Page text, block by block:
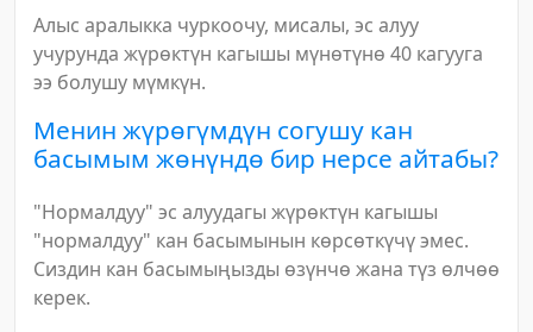
Алыс аралыкка чуркоочу, мисалы, эс алуу
учурунда жүрөктүн кагышы мүнөтүнө 40 кагууга
ээ болушу мүмкүн.
Менин жүрөгүмдүн согушу кан
басымым жөнүндө бир нерсе айтабы?
"Нормалдуу" эс алуудагы жүрөктүн кагышы
"нормалдуу" кан басымынын көрсөткүчү эмес.
Сиздин кан басымыңызды өзүнчө жана түз өлчөө
керек.